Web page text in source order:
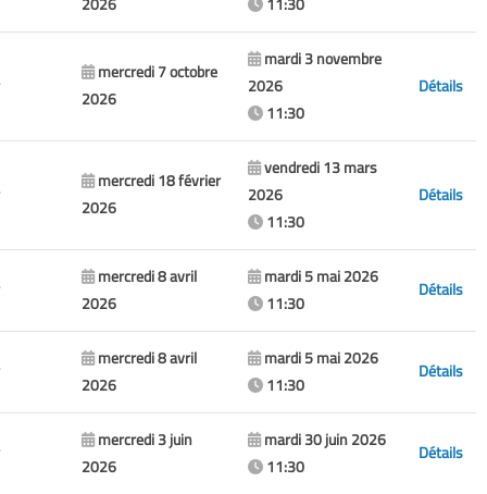
mercredi 7 octobre
2026
mardi 3 novembre
2026
11:30
Détails
mercredi 18 février
2026
vendredi 13 mars
2026
11:30
Détails
mercredi 8 avril
2026
mardi 5 mai 2026
11:30
Détails
mercredi 8 avril
2026
mardi 5 mai 2026
11:30
Détails
mercredi 3 juin
2026
mardi 30 juin 2026
11:30
Détails